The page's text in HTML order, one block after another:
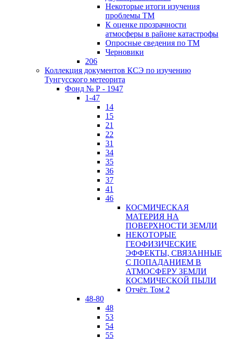
Некоторые итоги изучения
проблемы ТМ
К оценке прозрачности
атмосферы в районе катастрофы
Опросные сведения по ТМ
Черновики
206
Коллекция документов КСЭ по изучению
Тунгусского метеорита
Фонд № Р - 1947
1-47
14
15
21
22
31
34
35
36
37
41
46
КОСМИЧЕСКАЯ
МАТЕРИЯ НА
ПОВЕРХНОСТИ ЗЕМЛИ
НЕКОТОРЫЕ
ГЕОФИЗИЧЕСКИЕ
ЭФФЕКТЫ, СВЯЗАННЫЕ
С ПОПАДАНИЕМ В
АТМОСФЕРУ ЗЕМЛИ
КОСМИЧЕСКОЙ ПЫЛИ
Отчёт. Том 2
48-80
48
53
54
55